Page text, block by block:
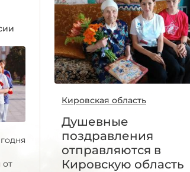
Кировская область
Душевные
поздравления
отправляются в
Кировскую область